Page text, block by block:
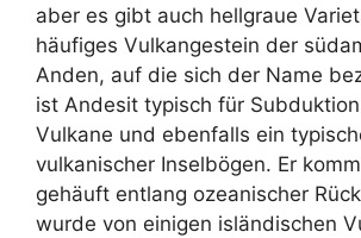
aber es gibt auch hellgraue
häufiges Vulkangestein der
Anden, auf die sich der Name
ist Andesit typisch für
Vulkane und ebenfalls ein
vulkanischer Inselbögen. Er
gehäuft entlang ozeanischer
wurde von einigen isländischen